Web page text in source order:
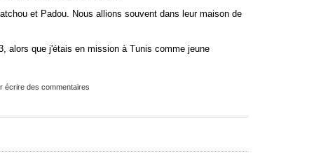
et Padou. Nous allions souvent dans leur maison de
alors que j'étais en mission à Tunis comme jeune
écrire des commentaires